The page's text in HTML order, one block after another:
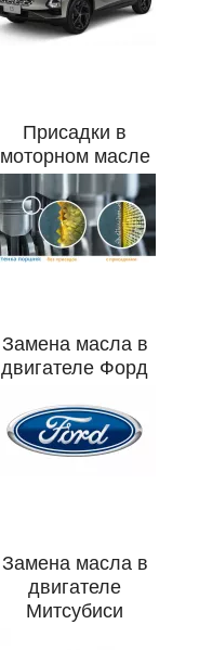
Присадки в
моторном масле
Замена масла в
двигателе Форд
Замена масла в
двигателе
Митсубиси